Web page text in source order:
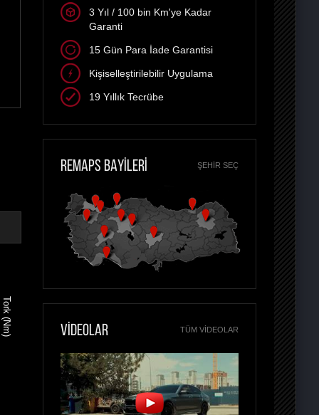
Tork (Nm)
3 Yıl / 100 bin Km'ye Kadar
Garanti
15 Gün Para İade Garantisi
Kişiselleştirilebilir Uygulama
19 Yıllık Tecrübe
REMAPS BAYİLERİ ŞEHIR SEÇ
VİDEOLAR TÜM VIDEOLAR